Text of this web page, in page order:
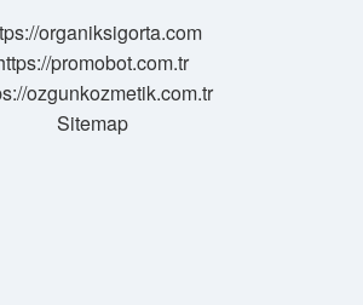
organiksigorta.com
promobot.com.tr
ozgunkozmetik.com.tr
Sitemap